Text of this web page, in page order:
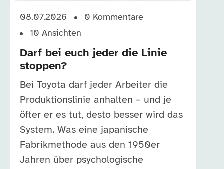
08.07.2026 0 Kommentare
10 Ansichten
Darf bei euch jeder die Linie
stoppen?
Bei Toyota darf jeder Arbeiter die
Produktionslinie anhalten – und je
öfter er es tut, desto besser wird das
System. Was eine japanische
Fabrikmethode aus den 1950er
Jahren über psychologische